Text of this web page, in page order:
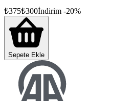
₺375₺300İndirim -20%
Sepete Ekle